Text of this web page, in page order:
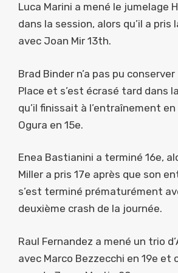
Luca Marini a mené le jumelage
dans la session, alors qu’il a pris
avec Joan Mir 13th.
Brad Binder n’a pas pu conserver
Place et s’est écrasé tard dans
qu’il finissait à l’entraînement en
Ogura en 15e.
Enea Bastianini a terminé 16e,
Miller a pris 17e après que son
s’est terminé prématurément
deuxième crash de la journée.
Raul Fernandez a mené un trio
avec Marco Bezzecchi en 19e et